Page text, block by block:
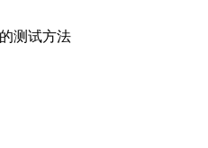
测试方法